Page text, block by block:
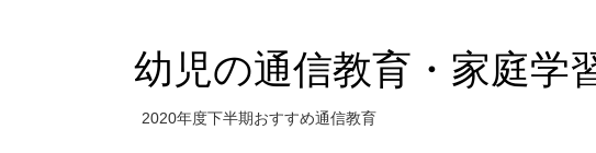
幼児の通信教育・家庭学
2020年度下半期おすすめ通信教育